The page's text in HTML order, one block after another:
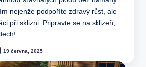
nejenže podpoříte zdravý růst, ale
při sklizni. Připravte se na sklizeň,
19 června, 2025